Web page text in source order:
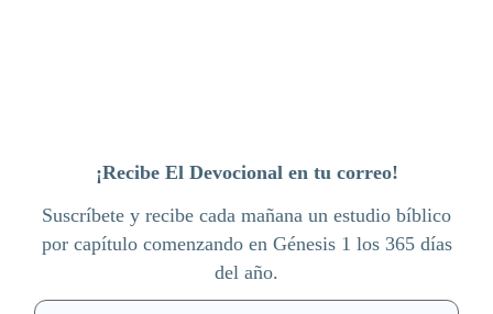
¡Recibe El Devocional en tu correo!
Suscríbete y recibe cada mañana un estudio bíblico
por capítulo comenzando en Génesis 1 los 365 días
del año.